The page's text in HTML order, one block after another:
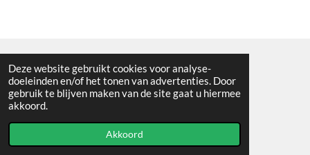
Deze website gebruikt cookies voor analyse-
doeleinden en/of het tonen van advertenties. Door
gebruik te blijven maken van de site gaat u hiermee
akkoord.
Akkoord
Algemene voorwaarden
© 2021 - RC en mineralenshop Het vlinderpad